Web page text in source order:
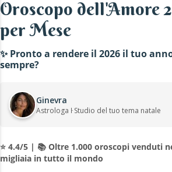
Oroscopo dell'Amore
per Mese
✨ Pronto a rendere il 2026 il tuo
sempre?
Ginevra
Astrologa ŀ Studio del tuo tema natale
⭐ 4.4/5 | 📚 Oltre 1.000 oroscopi venduti
migliaia in tutto il mondo